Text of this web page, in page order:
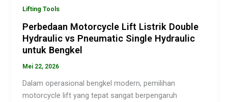
Lifting Tools
Perbedaan Motorcycle Lift Listrik Double
Hydraulic vs Pneumatic Single Hydraulic
untuk Bengkel
Mei 22, 2026
Dalam operasional bengkel modern, pemilihan
motorcycle lift yang tepat sangat berpengaruh